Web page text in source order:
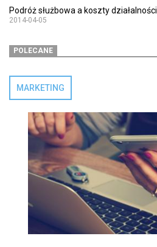
Podróż służbowa a koszty działalności
2014-04-05
POLECANE
MARKETING